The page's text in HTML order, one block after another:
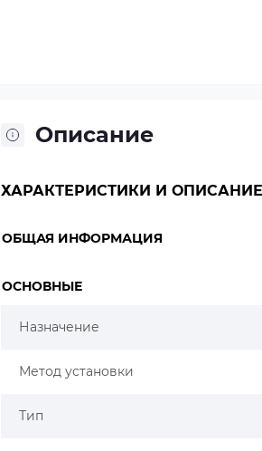
Описание
ХАРАКТЕРИСТИКИ И ОПИСАНИЕ
ОБЩАЯ ИНФОРМАЦИЯ
ОСНОВНЫЕ
Назначение
Метод установки
Тип